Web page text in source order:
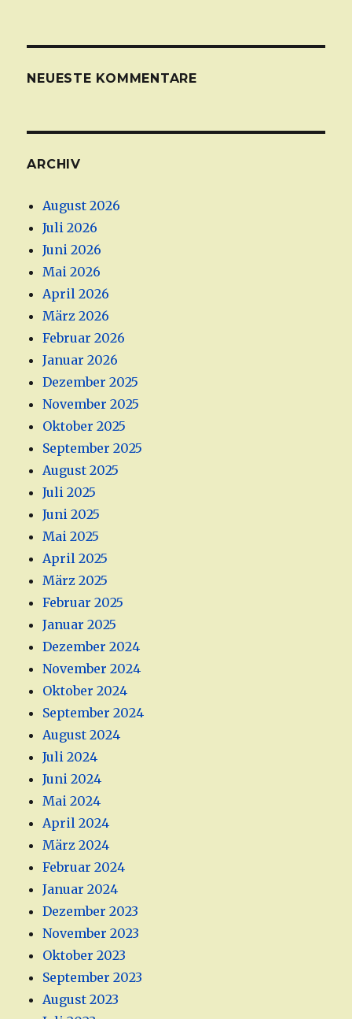
NEUESTE KOMMENTARE
ARCHIV
August 2026
Juli 2026
Juni 2026
Mai 2026
April 2026
März 2026
Februar 2026
Januar 2026
Dezember 2025
November 2025
Oktober 2025
September 2025
August 2025
Juli 2025
Juni 2025
Mai 2025
April 2025
März 2025
Februar 2025
Januar 2025
Dezember 2024
November 2024
Oktober 2024
September 2024
August 2024
Juli 2024
Juni 2024
Mai 2024
April 2024
März 2024
Februar 2024
Januar 2024
Dezember 2023
November 2023
Oktober 2023
September 2023
August 2023